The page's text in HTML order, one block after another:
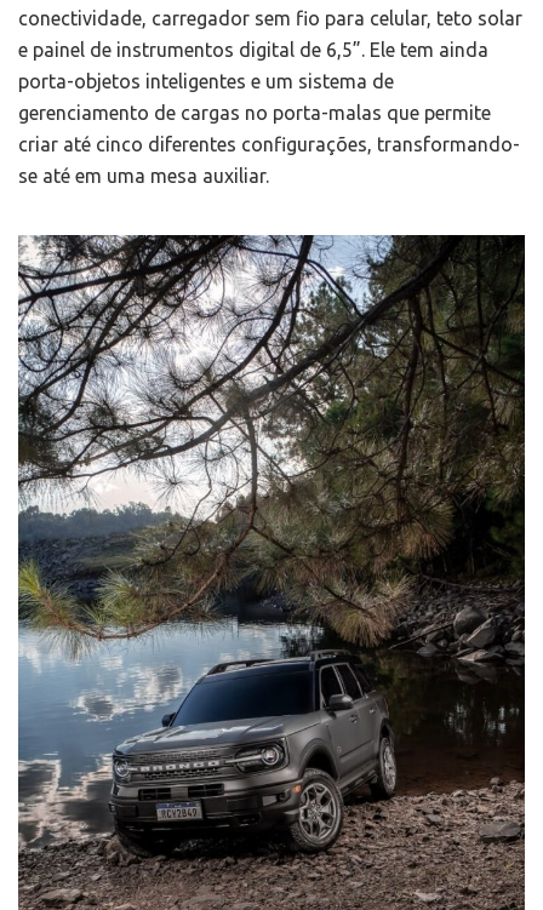
conectividade, carregador sem fio para celular, teto solar
e painel de instrumentos digital de 6,5”. Ele tem ainda
porta-objetos inteligentes e um sistema de
gerenciamento de cargas no porta-malas que permite
criar até cinco diferentes configurações, transformando-
se até em uma mesa auxiliar.